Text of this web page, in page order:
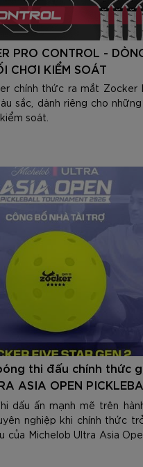
PRO CONTROL -
CHƠI KIỂM SOÁT
chính thức ra mắt Zocker
sắc, dành riêng cho
soát.
thi đấu chính thức
ASIA OPEN
dấu ấn mạnh mẽ trên
nghiệp khi chính thức
của Michelob Ultra Asia
một trong những giải đấu
chờ nhất trong năm.